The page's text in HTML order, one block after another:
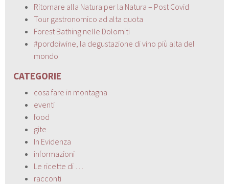
Ritornare alla Natura per la Natura – Post Covid
Tour gastronomico ad alta quota
Forest Bathing nelle Dolomiti
#pordoiwine, la degustazione di vino più alta del
mondo
CATEGORIE
cosa fare in montagna
eventi
food
gite
In Evidenza
informazioni
Le ricette di …
racconti